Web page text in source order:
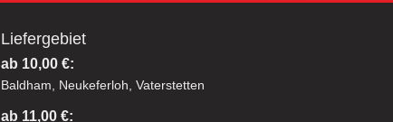
Liefergebiet
ab 10,00 €:
Baldham, Neukeferloh, Vaterstetten
ab 11,00 €: